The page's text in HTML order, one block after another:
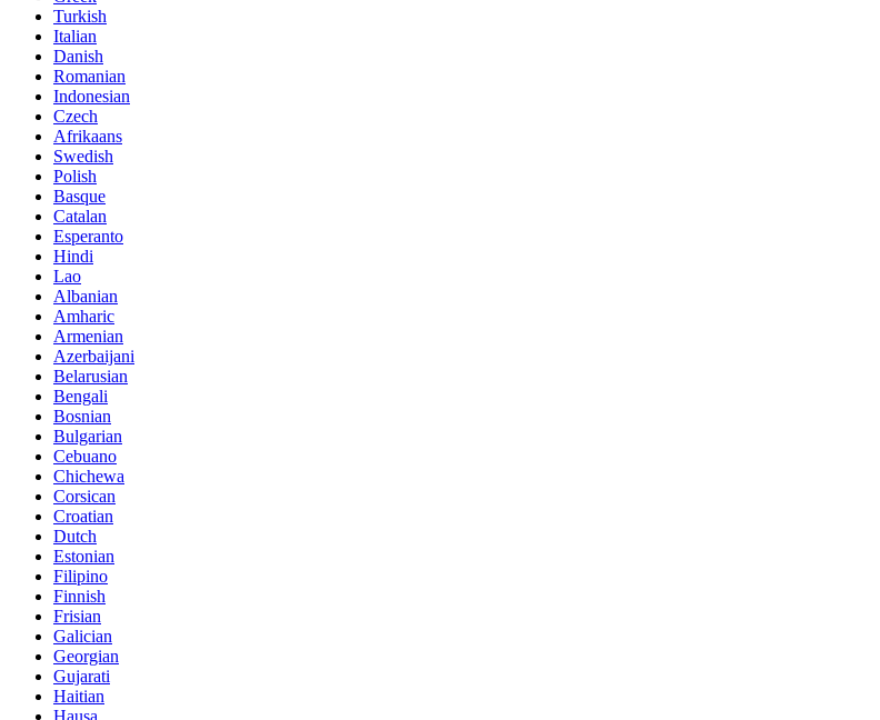
Turkish
Italian
Danish
Romanian
Indonesian
Czech
Afrikaans
Swedish
Polish
Basque
Catalan
Esperanto
Hindi
Lao
Albanian
Amharic
Armenian
Azerbaijani
Belarusian
Bengali
Bosnian
Bulgarian
Cebuano
Chichewa
Corsican
Croatian
Dutch
Estonian
Filipino
Finnish
Frisian
Galician
Georgian
Gujarati
Haitian
Hausa